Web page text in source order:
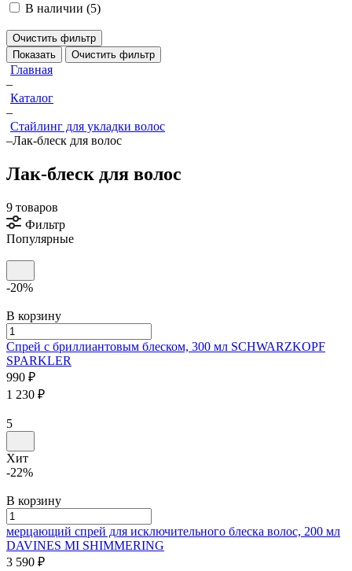
В наличии (5)
Очистить фильтр
Показать
Очистить фильтр
Главная
–
Каталог
–
Стайлинг для укладки волос
–Лак-блеск для волос
Лак-блеск для волос
9 товаров
Фильтр
Популярные
-20%
В корзину
Спрей с бриллиантовым блеском, 300 мл SCHWARZKOPF
SPARKLER
990 ₽
1 230 ₽
5
Хит
-22%
В корзину
мерцающий спрей для исключительного блеска волос, 200 мл
DAVINES MI SHIMMERING
3 590 ₽